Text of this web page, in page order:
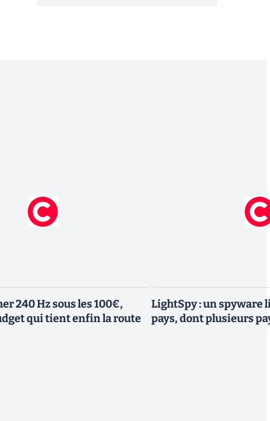
240 Hz sous les 100€,
qui tient enfin la route
LightSpy : un spyware
pays, dont plusieurs